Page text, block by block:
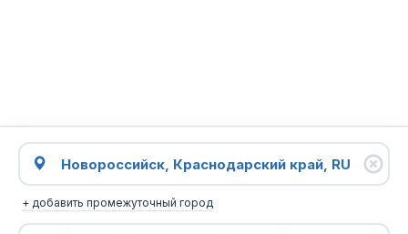
+ добавить промежуточный город